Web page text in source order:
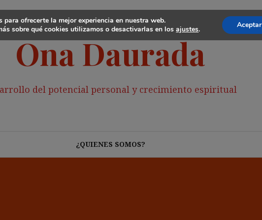
Ona Daurada
del potencial personal y crecimiento espiritual
¿QUIENES SOMOS?
para ofrecerte la mejor experiencia en nuestra web.
sobre qué cookies utilizamos o desactivarlas en losajustes. Aceptar